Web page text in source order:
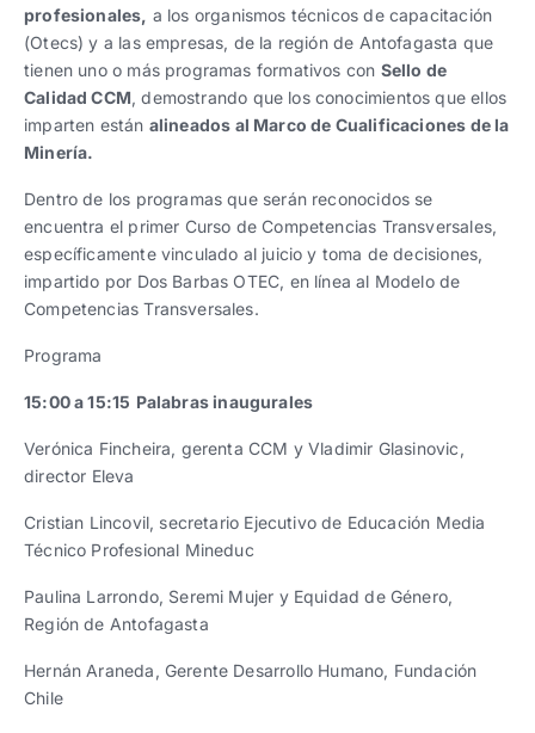
profesionales, a los organismos técnicos de capacitación
(Otecs) y a las empresas, de la región de Antofagasta que
tienen uno o más programas formativos con Sello de
Calidad CCM, demostrando que los conocimientos que ellos
imparten están alineados al Marco de Cualificaciones de la
Minería.
Dentro de los programas que serán reconocidos se
encuentra el primer Curso de Competencias Transversales,
específicamente vinculado al juicio y toma de decisiones,
impartido por Dos Barbas OTEC, en línea al Modelo de
Competencias Transversales.
Programa
15:00 a 15:15 Palabras inaugurales
Verónica Fincheira, gerenta CCM y Vladimir Glasinovic,
director Eleva
Cristian Lincovil, secretario Ejecutivo de Educación Media
Técnico Profesional Mineduc
Paulina Larrondo, Seremi Mujer y Equidad de Género,
Región de Antofagasta
Hernán Araneda, Gerente Desarrollo Humano, Fundación
Chile